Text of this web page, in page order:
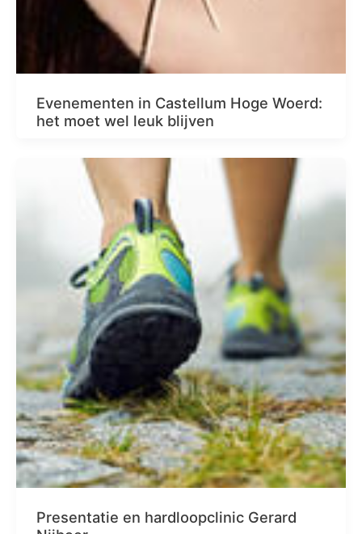
Evenementen in Castellum Hoge Woerd:
het moet wel leuk blijven
Presentatie en hardloopclinic Gerard